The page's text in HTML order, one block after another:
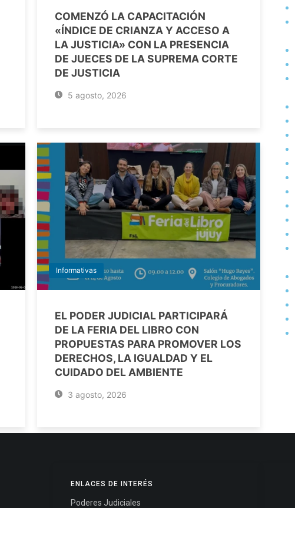
COMENZÓ LA CAPACITACIÓN
«ÍNDICE DE CRIANZA Y ACCESO A
LA JUSTICIA» CON LA PRESENCIA
DE JUECES DE LA SUPREMA CORTE
DE JUSTICIA
5 agosto, 2026
Informativas
EL PODER JUDICIAL PARTICIPARÁ
DE LA FERIA DEL LIBRO CON
PROPUESTAS PARA PROMOVER LOS
DERECHOS, LA IGUALDAD Y EL
CUIDADO DEL AMBIENTE
3 agosto, 2026
ENLACES DE INTERÉS
Poderes Judiciales